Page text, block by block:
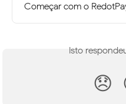
Começar com o
Isto
😞